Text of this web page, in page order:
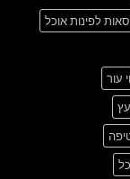
לפינות אוכל
עור